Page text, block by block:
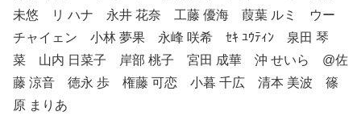
未悠 リ ハナ 永井 花奈 工藤 優海 葭葉 ルミ ウー
チャイェン 小林 夢果 永峰 咲希 ｾｷ ﾕｳﾃｨﾝ 泉田 琴
菜 山内 日菜子 岸部 桃子 宮田 成華 沖 せいら @佐
藤 涼音 徳永 歩 権藤 可恋 小暮 千広 清本 美波 篠
原 まりあ